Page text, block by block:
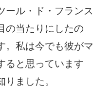
ール・ド・フランス
の当たりにしたの
。私は今でも彼がマ
ると思っています
ました。